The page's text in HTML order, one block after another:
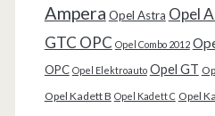
Ampera Opel Astra Opel
GTC OPC Opel Combo 2012
OPC Opel Elektroauto Opel GT
Opel Kadett B Opel Kadett C Opel